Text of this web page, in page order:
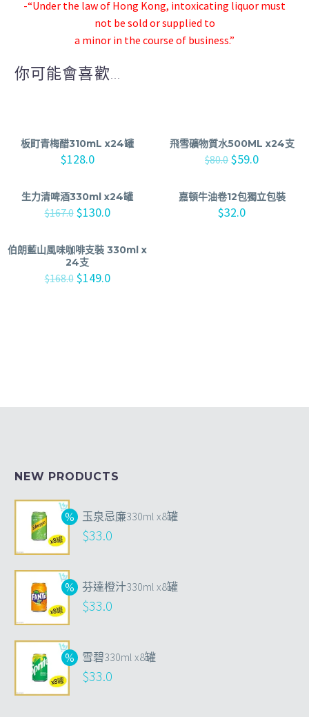
-“Under the law of Hong Kong, intoxicating liquor must
not be sold or supplied to
a minor in the course of business.”
你可能會喜歡...
板町青梅醋310mL x24罐
$128.0
飛雪礦物質水500ML x24支
$80.0 $59.0
生力清啤酒330ml x24罐
$167.0 $130.0
嘉頓牛油卷12包獨立包裝
$32.0
伯朗藍山風味咖啡支裝 330ml x
24支
$168.0 $149.0
NEW PRODUCTS
玉泉忌廉330ml x8罐
$33.0
芬達橙汁330ml x8罐
$33.0
雪碧330ml x8罐
$33.0